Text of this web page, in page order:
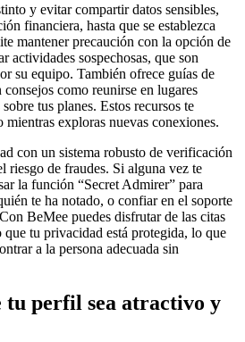
y evitar compartir datos sensibles,
financiera, hasta que se establezca
mantener precaución con la opción de
actividades sospechosas, que son
su equipo. También ofrece guías de
como reunirse en lugares
tus planes. Estos recursos te
mientras exploras nuevas conexiones.
con un sistema robusto de verificación
riesgo de fraudes. Si alguna vez te
la función “Secret Admirer” para
te ha notado, o confiar en el soporte
BeMee puedes disfrutar de las citas
que tu privacidad está protegida, lo que
a la persona adecuada sin
tu perfil sea atractivo y